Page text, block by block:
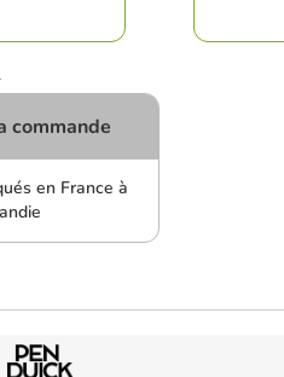
commande
en France à